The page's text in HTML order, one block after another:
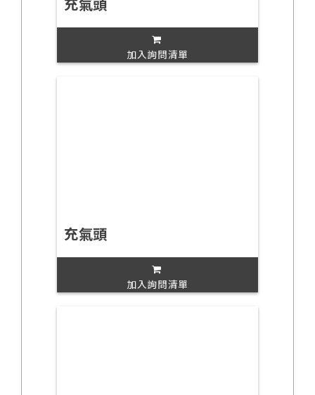
加入詢問清單
充氣頭
加入詢問清單